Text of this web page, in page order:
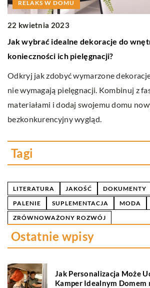
RELAKS W DOMU
22 kwietnia 2023
Jak wybrać idealne dekoracje do
konieczności ich pielęgnacji?
Odkryj jak zdobyć wymarzone
nie wymagają pielęgnacji. Kombinuj z
materiałami i dodaj swojemu domu
bezkonkurencyjny wygląd.
Tagi
LITERATURA JAKOŚĆ DOKUMENTY
PALENIE
SUPLEMENTACJA MODA
ZRÓWNOWAŻONY ROZWÓJ
Ostatnie wpisy
Jak Personalizacja Może
Kamper Idealnym Domem